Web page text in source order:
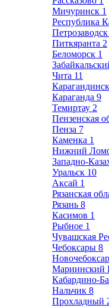
Мичуринск 1
Республика
Петрозаводск
Питкяранта 2
Беломорск 1
Чита 11
Караганда 9
Темиртау 2
Пензенская
Пенза 7
Каменка 1
Нижний
Западно-
Уральск 10
Аксай 1
Рязанская
Рязань 8
Касимов 1
Рыбное 1
Чувашская
Чебоксары 8
Мариинский
Кабардино-
Нальчик 8
Прохладный